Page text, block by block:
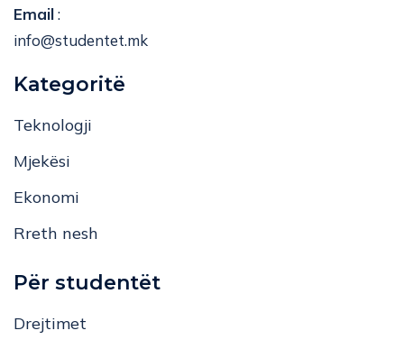
Email:
info@studentet.mk
Kategoritë
Teknologji
Mjekësi
Ekonomi
Rreth nesh
Për studentët
Drejtimet